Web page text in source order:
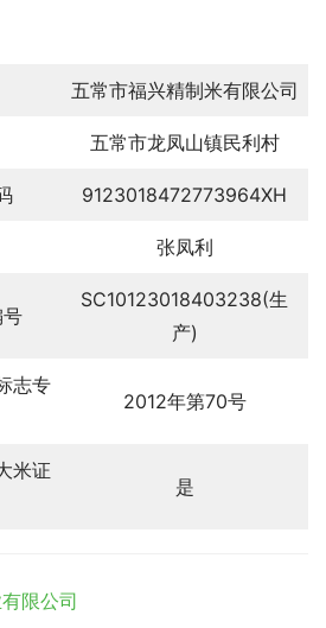
五常市福兴精制米有限公司
五常市龙凤山镇民利村
9123018472773964XH
张凤利
SC10123018403238(生
产)
志专
2012年第70号
米证
是
限公司